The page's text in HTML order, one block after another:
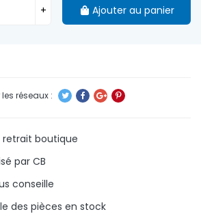
retrait boutique
par CB
conseille
des pièces en stock
+ Ajouter au panier